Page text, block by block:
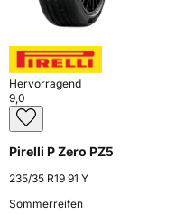
Hervorragend
9,0
Pirelli P Zero PZ5
235/35 R19 91 Y
Sommerreifen